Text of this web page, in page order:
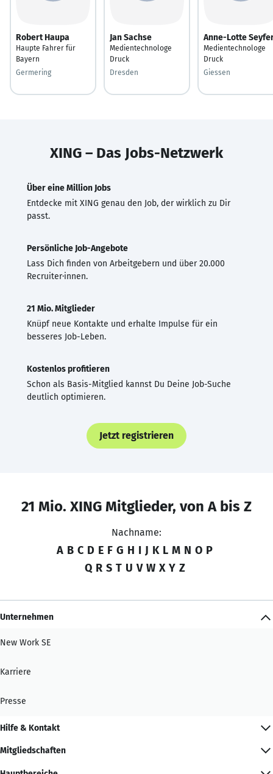
Robert Haupa
Haupte Fahrer für
Bayern
Germering
Jan Sachse
Medientechnologe
Druck
Dresden
Anne-Lotte
Medientechnologe
Druck
Giessen
XING – Das Jobs-Netzwerk
Über eine Million Jobs
Entdecke mit XING genau den Job, der wirklich zu Dir
passt.
Persönliche Job-Angebote
Lass Dich finden von Arbeitgebern und über 20.000
Recruiter·innen.
21 Mio. Mitglieder
Knüpf neue Kontakte und erhalte Impulse für ein
besseres Job-Leben.
Kostenlos profitieren
Schon als Basis-Mitglied kannst Du Deine Job-Suche
deutlich optimieren.
Jetzt registrieren
21 Mio. XING Mitglieder, von A bis Z
Nachname:
A B C D E F G H I J K L M N O P
Q R S T U V W X Y Z
Unternehmen
New Work SE
Karriere
Presse
Hilfe & Kontakt
Mitgliedschaften